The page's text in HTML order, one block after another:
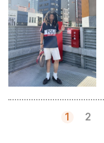
1 2